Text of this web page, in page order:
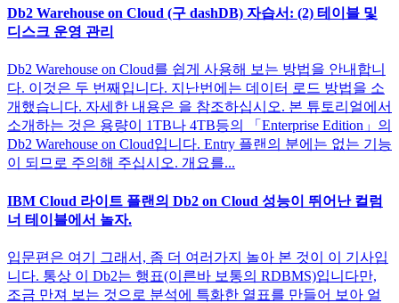
Db2 Warehouse on Cloud (구 dashDB) 자습서: (2) 테이블 및
디스크 운영 관리
Db2 Warehouse on Cloud를 쉽게 사용해 보는 방법을 안내합니
다. 이것은 두 번째입니다. 지난번에는 데이터 로드 방법을 소
개했습니다. 자세한 내용은 을 참조하십시오. 본 튜토리얼에서
소개하는 것은 용량이 1TB나 4TB등의 「Enterprise Edition」의
Db2 Warehouse on Cloud입니다. Entry 플랜의 분에는 없는 기능
이 되므로 주의해 주십시오. 개요를...
IBM Cloud 라이트 플랜의 Db2 on Cloud 성능이 뛰어난 컬럼
너 테이블에서 놀자.
입문편은 여기 그래서, 좀 더 여러가지 놀아 본 것이 이 기사입
니다. 통상 이 Db2는 행표(이른바 보통의 RDBMS)입니다만,
조금 만져 보는 것으로 분석에 특화한 열표를 만들어 보아 얼